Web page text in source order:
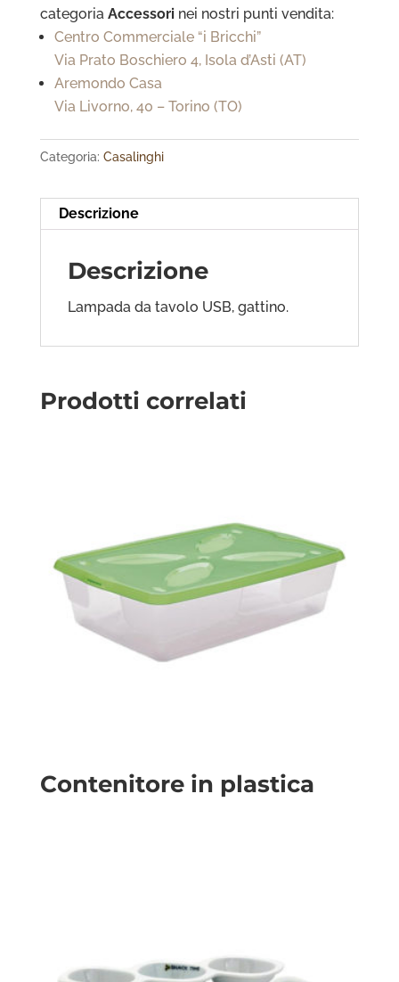
categoria Accessorinei nostri punti vendita:
Centro Commerciale “i Bricchi”
Via Prato Boschiero 4, Isola d’Asti (AT)
Aremondo Casa
Via Livorno, 40 – Torino (TO)
Categoria: Casalinghi
Descrizione
Descrizione
Lampada da tavolo USB, gattino.
Prodotti correlati
Contenitore in plastica